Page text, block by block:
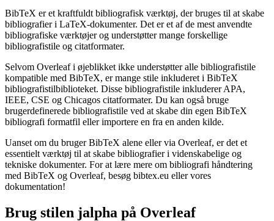
BibTeX er et kraftfuldt bibliografisk værktøj, der bruges til at skabe
bibliografier i LaTeX-dokumenter. Det er et af de mest anvendte
bibliografiske værktøjer og understøtter mange forskellige
bibliografistile og citatformater.
Selvom Overleaf i øjeblikket ikke understøtter alle bibliografistile
kompatible med BibTeX, er mange stile inkluderet i BibTeX
bibliografistilbiblioteket. Disse bibliografistile inkluderer APA,
IEEE, CSE og Chicagos citatformater. Du kan også bruge
brugerdefinerede bibliografistile ved at skabe din egen BibTeX
bibliografi formatfil eller importere en fra en anden kilde.
Uanset om du bruger BibTeX alene eller via Overleaf, er det et
essentielt værktøj til at skabe bibliografier i videnskabelige og
tekniske dokumenter. For at lære mere om bibliografi håndtering
med BibTeX og Overleaf, besøg bibtex.eu eller vores
dokumentation!
Brug stilen jalpha på Overleaf